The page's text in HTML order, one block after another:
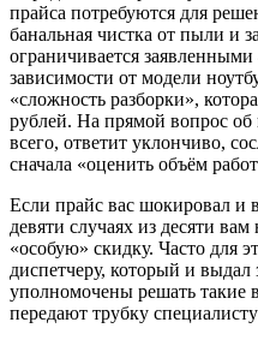
прайса потребуются для
банальная чистка от пыли и
ограничивается
зависимости от модели
«сложность разборки»,
рублей. На прямой вопрос об
всего, ответит уклончиво,
сначала «оценить объём
Если прайс вас шокировал и
девяти случаях из десяти
«особую» скидку. Часто для
диспетчеру, который и
уполномочены решать такие
передают трубку